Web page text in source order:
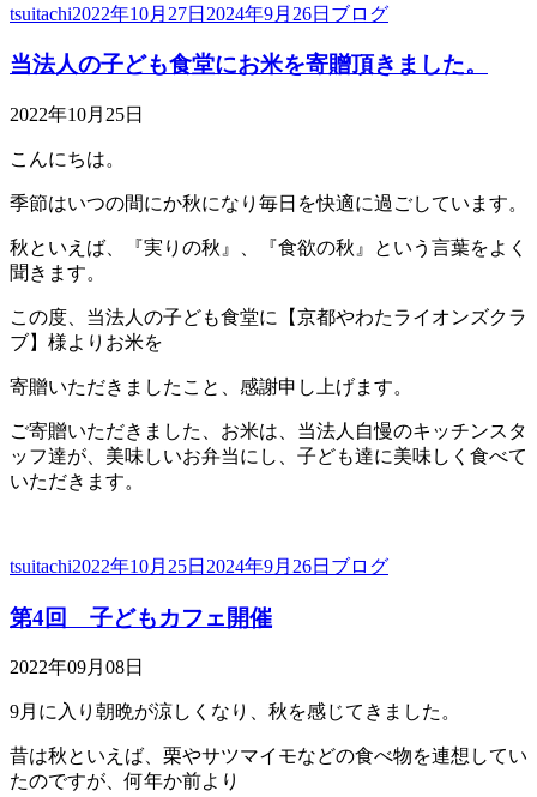
投
者
tsuitachi投
日:
2022年10月27日 2024年9月26日 カ
ゴ
ブログ
当法人の子ども食堂にお米を寄贈頂きました。
2022年10月25日
こんにちは。
季節はいつの間にか秋になり毎日を快適に過ごしています。
秋といえば、『実りの秋』、『食欲の秋』という言葉をよく
聞きます。
この度、当法人の子ども食堂に【京都やわたライオンズクラ
ブ】様よりお米を
寄贈いただきましたこと、感謝申し上げます。
ご寄贈いただきました、お米は、当法人自慢のキッチンスタ
ッフ達が、美味しいお弁当にし、子ども達に美味しく食べて
いただきます。
投
者
tsuitachi投
日:
2022年10月25日 2024年9月26日 カ
ブログ
第4回 子どもカフェ開催
2022年09月08日
9月に入り朝晩が涼しくなり、秋を感じてきました。
昔は秋といえば、栗やサツマイモなどの食べ物を連想してい
たのですが、何年か前より